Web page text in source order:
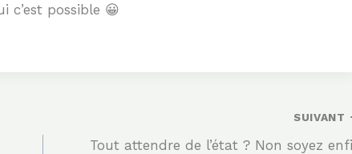
c’est possible 😀
SUIVANT
Tout attendre de l’état ? Non soyez